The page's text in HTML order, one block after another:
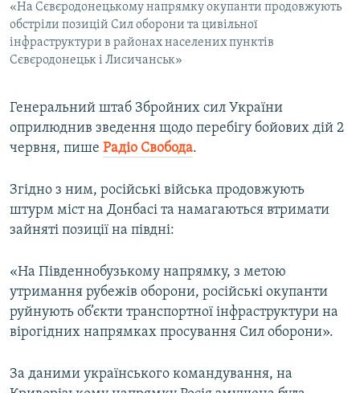
Усі сайти RFE/RL
«На Сєвєродонецькому напрямку окупанти продовжують
обстріли позицій Сил оборони та цивільної
інфраструктури в районах населених пунктів
Сєвєродонецьк і Лисичанськ»
Генеральний штаб Збройних сил України
оприлюднив зведення щодо перебігу бойових дій 2
червня, пише Радіо Свобода.
Згідно з ним, російські війська продовжують
штурм міст на Донбасі та намагаються втримати
зайняті позиції на півдні:
«На Південнобузькому напрямку, з метою
утримання рубежів оборони, російські окупанти
руйнують об’єкти транспортної інфраструктури на
вірогідних напрямках просування Сил оборони».
За даними українського командування, на